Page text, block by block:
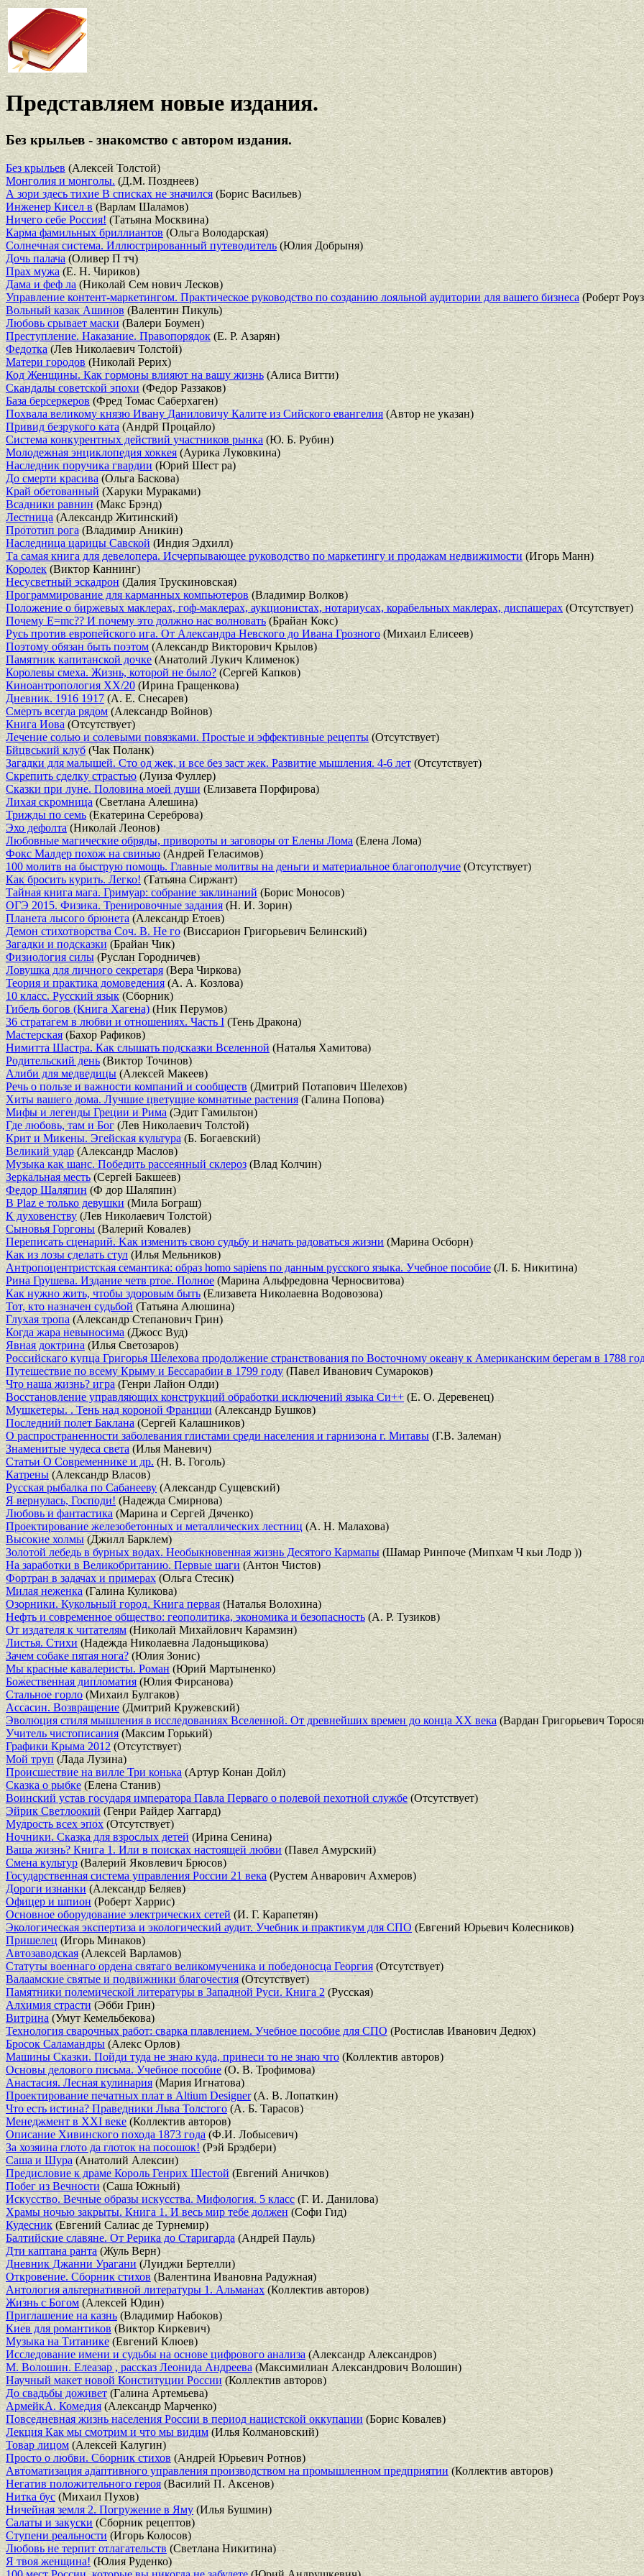
Представляем новые издания.
Без крыльев - знакомство с автором издания.
Без крыльев (Алексей Толстой)
Монголия и монголы. (Д.М. Позднеев)
А зори здесь тихие В списках не значился (Борис Васильев)
Инженер Кисел в(Варлам Шаламов)
Ничего себе Россия!(Татьяна Москвина)
Карма фамильных бриллиантов (Ольга Володарская)
Солнечная система. Иллюстрированный путеводитель(Юлия Добрыня)
Дочь палача (Оливер П тч)
Прах мужа(Е. Н. Чириков)
Дама и феф ла(Николай Сем нович Лесков)
Управление контент-маркетингом. Практическое руководство по созданию лояльной аудитории для вашего бизнеса (Роберт
Вольный казак Ашинов (Валентин Пикуль)
Любовь срывает маски (Валери Боумен)
Преступление. Наказание. Правопорядок (Е. Р. Азарян)
Федотка(Лев Николаевич Толстой)
Матери городов (Николай Рерих)
Код Женщины. Как гормоны влияют на вашу жизнь(Алиса Витти)
Скандалы советской эпохи (Федор Раззаков)
База берсеркеров (Фред Томас Саберхаген)
Похвала великому князю Ивану Даниловичу Калите из Сийского евангелия(Автор не указан)
Привид безрукого ката(Андрй Процайло)
Система конкурентных действий участников рынка (Ю. Б. Рубин)
Молодежная энциклопедия хоккея(Аурика Луковкина)
Наследник поручика гвардии (Юрий Шест ра)
До смерти красива (Ольга Баскова)
Край обетованный (Харуки Мураками)
Всадники равнин (Макс Брэнд)
Лестница(Александр Житинский)
Прототип рога(Владимир Аникин)
Наследница царицы Савской(Индия Эдхилл)
Та самая книга для девелопера. Исчерпывающее руководство по маркетингу и продажам недвижимости (Игорь Манн)
Королек(Виктор Каннинг)
Несусветный эскадрон (Далия Трускиновская)
Программирование для карманных компьютеров(Владимир Волков)
Положение о биржевых маклерах, гоф-маклерах, аукционистах, нотариусах, корабельных маклерах, диспашерах(Отсутствует)
Почему Е=mc?? И почему это должно нас волновать(Брайан Кокс)
Русь против европейского ига. От Александра Невского до Ивана Грозного(Михаил Елисеев)
Поэтому обязан быть поэтом(Александр Викторович Крылов)
Памятник капитанской дочке(Анатолий Лукич Клименок)
Королевы смеха. Жизнь, которой не было? (Сергей Капков)
Киноантропология XX/20 (Ирина Гращенкова)
Дневник. 1916 1917 (А. Е. Снесарев)
Смерть всегда рядом(Александр Войнов)
Книга Иова (Отсутствует)
Лечение солью и солевыми повязками. Простые и эффективные рецепты(Отсутствует)
Бйцвський клуб (Чак Поланк)
Загадки для малышей. Сто од жек, и все без заст жек. Развитие мышления. 4-6 лет(Отсутствует)
Скрепить сделку страстью (Луиза Фуллер)
Сказки при луне. Половина моей души (Елизавета Порфирова)
Лихая скромница(Светлана Алешина)
Трижды по семь(Екатерина Сереброва)
Эхо дефолта(Николай Леонов)
Любовные магические обряды, привороты и заговоры от Елены Лома (Елена Лома)
Фокс Малдер похож на свинью(Андрей Геласимов)
100 молитв на быструю помощь. Главные молитвы на деньги и материальное благополучие (Отсутствует)
Как бросить курить. Легко! (Татьяна Сиржант)
Тайная книга мага. Гримуар: собрание заклинаний(Борис Моносов)
ОГЭ 2015. Физика. Тренировочные задания(Н. И. Зорин)
Планета лысого брюнета(Александр Етоев)
Демон стихотворства Соч. В. Не го (Виссарион Григорьевич Белинский)
Загадки и подсказки(Брайан Чик)
Физиология силы(Руслан Городничев)
Ловушка для личного секретаря (Вера Чиркова)
Теория и практика домоведения(А. А. Козлова)
10 класс. Русский язык(Сборник)
Гибель богов (Книга Хагена) (Ник Перумов)
36 стратагем в любви и отношениях. Часть I(Тень Дракона)
Мастерская(Бахор Рафиков)
Нимитта Шастра. Как слышать подсказки Вселенной (Наталья Хамитова)
Родительский день(Виктор Точинов)
Алиби для медведицы(Алексей Макеев)
Речь о пользе и важности компаний и сообществ(Дмитрий Потапович Шелехов)
Хиты вашего дома. Лучшие цветущие комнатные растения(Галина Попова)
Мифы и легенды Греции и Рима (Эдит Гамильтон)
Где любовь, там и Бог(Лев Николаевич Толстой)
Крит и Микены. Эгейская культура(Б. Богаевский)
Великий удар(Александр Маслов)
Музыка как шанс. Победить рассеянный склероз(Влад Колчин)
Зеркальная месть(Сергей Бакшеев)
Федор Шаляпин (Ф дор Шаляпин)
В Plaz e только девушки (Мила Бограш)
К духовенству(Лев Николаевич Толстой)
Сыновья Горгоны (Валерий Ковалев)
Переписать сценарий. Kак изменить свою судьбу и начать радоваться жизни (Марина Осборн)
Как из лозы сделать стул (Илья Мельников)
Антропоцентристская семантика: образ homo sapiens по данным русского языка. Учебное пособие(Л. Б. Никитина)
Рина Грушева. Издание четв ртое. Полное (Марина Альфредовна Черносвитова)
Как нужно жить, чтобы здоровым быть (Елизавета Николаевна Водовозова)
Тот, кто назначен судьбой(Татьяна Алюшина)
Глухая тропа (Александр Степанович Грин)
Когда жара невыносима (Джосс Вуд)
Явная доктрина(Илья Светозаров)
Российскаго купца Григорья Шелехова продолжение странствования по Восточному океану к Американским берегам в 1788
Путешествие по всему Крыму и Бессарабии в 1799 году (Павел Иванович Сумароков)
Что наша жизнь? игра(Генри Лайон Олди)
Восстановление управляющих конструкций обработки исключений языка Си++ (Е. О. Деревенец)
Мушкетеры. . Тень над короной Франции(Александр Бушков)
Последний полет Баклана(Сергей Калашников)
О распространенности заболевания глистами среди населения и гарнизона г. Митавы(Г.В. Залеман)
Знаменитые чудеса света(Илья Маневич)
Статьи О Современнике и др.(Н. В. Гоголь)
Катрены(Александр Власов)
Русская рыбалка по Сабанееву(Александр Сущевский)
Я вернулась, Господи! (Надежда Смирнова)
Любовь и фантастика (Марина и Сергей Дяченко)
Проектирование железобетонных и металлических лестниц (А. Н. Малахова)
Высокие холмы(Джилл Барклем)
Золотой лебедь в бурных водах. Необыкновенная жизнь Десятого Кармапы (Шамар Ринпоче (Мипхам Ч кьи Лодр ))
На заработки в Великобританию. Первые шаги(Антон Чистов)
Фортран в задачах и примерах(Ольга Стесик)
Милая неженка(Галина Куликова)
Озорники. Кукольный город. Книга первая(Наталья Волохина)
Нефть и современное общество: геополитика, экономика и безопасность (А. Р. Тузиков)
От издателя к читателям(Николай Михайлович Карамзин)
Листья. Стихи (Надежда Николаевна Ладоньщикова)
Зачем собаке пятая нога? (Юлия Зонис)
Мы красные кавалеристы. Роман(Юрий Мартыненко)
Божественная дипломатия (Юлия Фирсанова)
Стальное горло (Михаил Булгаков)
Ассасин. Возвращение(Дмитрий Кружевский)
Эволюция стиля мышления в исследованиях Вселенной. От древнейших времен до конца ХХ века (Вардан Григорьевич
Учитель чистописания (Максим Горький)
Графики Крыма 2012(Отсутствует)
Мой труп (Лада Лузина)
Происшествие на вилле Три конька(Артур Конан Дойл)
Сказка о рыбке (Елена Станив)
Воинский устав государя императора Павла Перваго о полевой пехотной службе(Отсутствует)
Эйрик Светлоокий(Генри Райдер Хаггард)
Мудрость всех эпох (Отсутствует)
Ночники. Сказка для взрослых детей(Ирина Сенина)
Ваша жизнь? Книга 1. Или в поисках настоящей любви (Павел Амурский)
Смена культур (Валерий Яковлевич Брюсов)
Государственная система управления России 21 века(Рустем Анварович Ахмеров)
Дороги изнанки (Александр Беляев)
Офицер и шпион(Роберт Харрис)
Основное оборудование электрических сетей(И. Г. Карапетян)
Экологическая экспертиза и экологический аудит. Учебник и практикум для СПО (Евгений Юрьевич Колесников)
Пришелец (Игорь Минаков)
Автозаводская(Алексей Варламов)
Статуты военнаго ордена святаго великомученика и победоносца Георгия(Отсутствует)
Валаамские святые и подвижники благочестия (Отсутствует)
Памятники полемической литературы в Западной Руси. Книга 2(Русская)
Алхимия страсти(Эбби Грин)
Витрина(Умут Кемельбекова)
Технология сварочных работ: сварка плавлением. Учебное пособие для СПО (Ростислав Иванович Дедюх)
Бросок Саламандры(Алекс Орлов)
Машины Сказки. Пойди туда не знаю куда, принеси то не знаю что(Коллектив авторов)
Основы делового письма. Учебное пособие (О. В. Трофимова)
Анастасия. Лесная кулинария (Мария Игнатова)
Проектирование печатных плат в Altium Designer(А. В. Лопаткин)
Что есть истина? Праведники Льва Толстого(А. Б. Тарасов)
Менеджмент в XXI веке (Коллектив авторов)
Описание Хивинского похода 1873 года(Ф.И. Лобысевич)
За хозяина глото да глоток на посошок!(Рэй Брэдбери)
Саша и Шура (Анатолий Алексин)
Предисловие к драме Король Генрих Шестой (Евгений Аничков)
Побег из Вечности (Саша Южный)
Искусство. Вечные образы искусства. Мифология. 5 класс(Г. И. Данилова)
Храмы ночью закрыты. Книга 1. И весь мир тебе должен (Софи Гид)
Кудесник (Евгений Салиас де Турнемир)
Балтийские славяне. От Рерика до Старигарда (Андрей Пауль)
Дти каптана ранта(Жуль Верн)
Дневник Джанни Урагани (Луиджи Бертелли)
Откровение. Сборник стихов(Валентина Ивановна Радужная)
Антология альтернативной литературы 1. Альманах(Коллектив авторов)
Жизнь с Богом (Алексей Юдин)
Приглашение на казнь(Владимир Набоков)
Киев для романтиков(Виктор Киркевич)
Музыка на Титанике(Евгений Клюев)
Исследование имени и судьбы на основе цифрового анализа (Александр Александров)
М. Волошин. Елеазар , рассказ Леонида Андреева(Максимилиан Александрович Волошин)
Научный макет новой Конституции России(Коллектив авторов)
До свадьбы доживет(Галина Артемьева)
АрмейкА. Комедия (Александр Марченко)
Повседневная жизнь населения России в период нацистской оккупации (Борис Ковалев)
Лекция Как мы смотрим и что мы видим (Илья Колмановский)
Товар лицом (Алексей Калугин)
Просто о любви. Сборник стихов(Андрей Юрьевич Ротнов)
Автоматизация адаптивного управления производством на промышленном предприятии(Коллектив авторов)
Негатив положительного героя(Василий П. Аксенов)
Нитка бус(Михаил Пухов)
Ничейная земля 2. Погружение в Яму(Илья Бушмин)
Салаты и закуски (Сборник рецептов)
Ступени реальности (Игорь Колосов)
Любовь не терпит отлагательств (Светлана Никитина)
Я твоя женщина! (Юлия Руденко)